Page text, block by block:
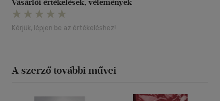
Vásárlói értékelések, vélemények
Kérjük, lépjen be az értékeléshez!
A szerző további művei